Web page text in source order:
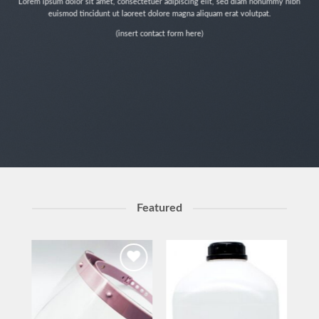
Lorem ipsum dolor sit amet, consectetuer adipiscing elit, sed diam nonummy nibh
euismod tincidunt ut laoreet dolore magna aliquam erat volutpat.
(insert contact form here)
Featured
Add to